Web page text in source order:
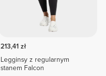
213,41 zł
Legginsy z regularnym
stanem Falcon